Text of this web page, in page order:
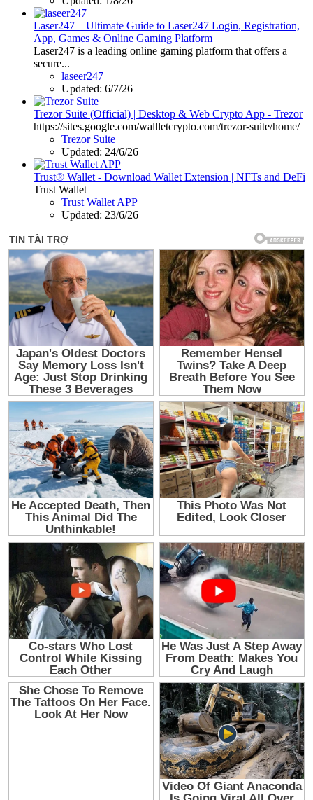
Laser247 – Ultimate Guide to Laser247 Login, Registration,
App, Games & Online Gaming Platform
Laser247 is a leading online gaming platform that offers a
secure...
laseer247
Updated: 6/7/26
Trezor Suite (Official) | Desktop & Web Crypto App - Trezor
https://sites.google.com/wallletcrypto.com/trezor-suite/home/
Trezor Suite
Updated: 24/6/26
Trust® Wallet - Download Wallet Extension | NFTs and DeFi
Trust Wallet
Trust Wallet APP
Updated: 23/6/26